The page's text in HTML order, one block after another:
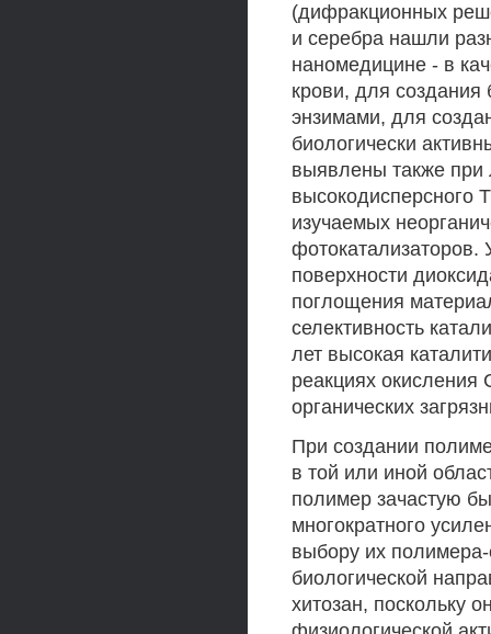
(дифракционных
и серебра нашли
наномедицине - в
крови, для
энзимами, для
биологически
выявлены также при
высокодисперсного
изучаемых
фотокатализаторов.
поверхности
поглощения
селективность
лет высокая
реакциях
органических
При создании
в той или иной
полимер зачастую
многократного
выбору их полимера-
биологической
хитозан, поскольку